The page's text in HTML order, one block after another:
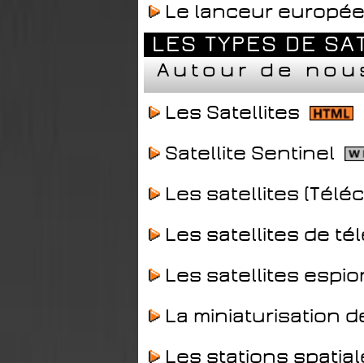
Le lanceur
LES TYPES DE
Autour de
Les Satellites
Satellite Sentinel
Les satellites
Les satellites de
Les satellites
La miniaturisation
Les stations